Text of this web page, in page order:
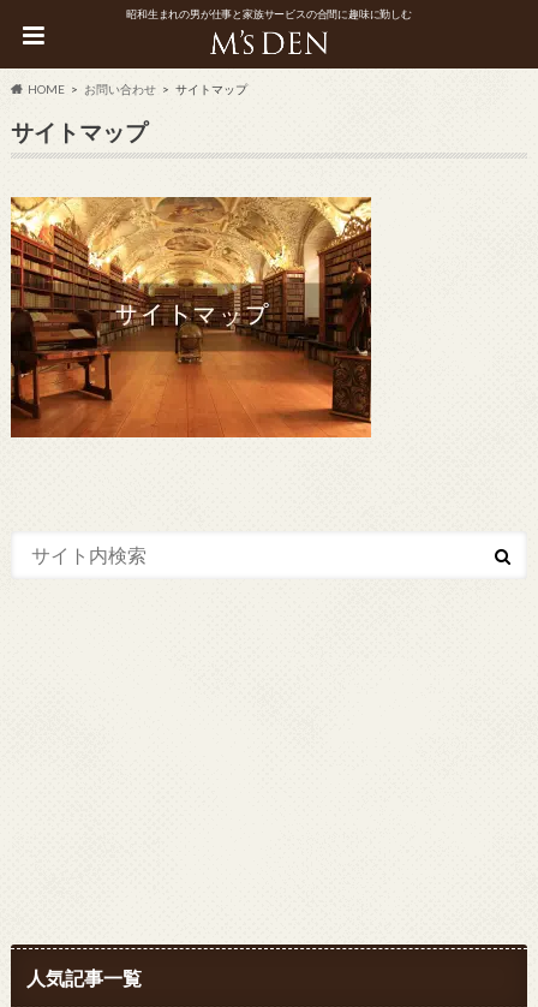
昭和生まれの男が仕事と家族サービスの合間に趣味に勤しむ
HOME お問い合わせ サイトマップ
サイトマップ
人気記事一覧